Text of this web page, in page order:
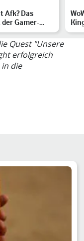
Afk? Das
Gamer-
Quest "Unsere
erfolgreich
die